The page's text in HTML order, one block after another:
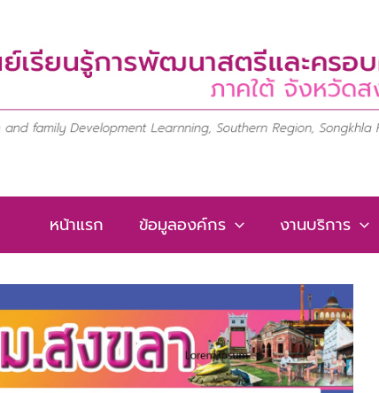
หน้าแรก ข้อมูลองค์กร งานบริการ